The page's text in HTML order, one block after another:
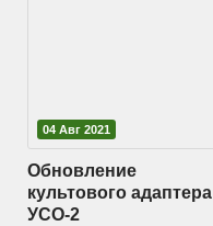
04 Авг 2021
Обновление
культового адаптера
УСО-2